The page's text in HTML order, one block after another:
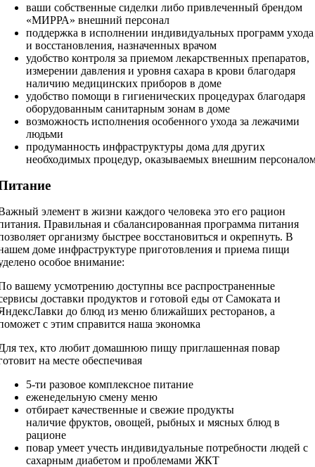
ваши собственные сиделки либо привлеченный брендом
«МИРРА» внешний персонал
поддержка в исполнении индивидуальных программ ухода
и восстановления, назначенных врачом
удобство контроля за приемом лекарственных препаратов,
измерении давления и уровня сахара в крови благодаря
наличию медицинских приборов в доме
удобство помощи в гигиенических процедурах благодаря
оборудованным санитарным зонам в доме
возможность исполнения особенного ухода за лежачими
людьми
продуманность инфраструктуры дома для других
необходимых процедур, оказываемых внешним
элемент в жизни каждого человека это его рацион
Правильная и сбалансированная программа питания
организму быстрее восстановиться и окрепнуть. В
доме инфраструктуре приготовления и приема пищи
особое внимание:
вашему усмотрению доступны все распространенные
доставки продуктов и готовой еды от Самоката и
до блюд из меню ближайших ресторанов, а
с этим справится наша экономка
тех, кто любит домашнюю пищу приглашенная повар
на месте обеспечивая
5-ти разовое комплексное питание
еженедельную смену меню
отбирает качественные и свежие продукты
наличие фруктов, овощей, рыбных и мясных блюд в
рационе
повар умеет учесть индивидуальные потребности людей с
сахарным диабетом и проблемами ЖКТ